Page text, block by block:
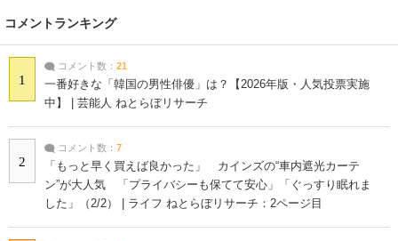
コメントランキング
1
コメント数： 21
一番好きな「韓国の男性俳優」は？【2026年版・人気投票実施
中】 | 芸能人 ねとらぼリサーチ
2
コメント数： 7
「もっと早く買えば良かった」 カインズの“車内遮光カーテ
ン”が大人気 「プライバシーも保てて安心」「ぐっすり眠れま
した」（2/2） | ライフ ねとらぼリサーチ：2ページ目